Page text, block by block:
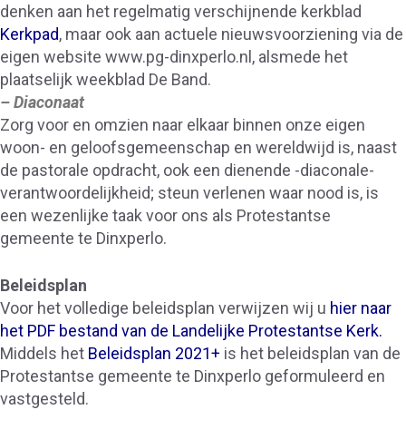
denken aan het regelmatig verschijnende kerkblad
Kerkpad, maar ook aan actuele nieuwsvoorziening via de
eigen website www.pg-dinxperlo.nl, alsmede het
plaatselijk weekblad De Band.
– Diaconaat
Zorg voor en omzien naar elkaar binnen onze eigen
woon- en geloofsgemeenschap en wereldwijd is, naast
de pastorale opdracht, ook een dienende -diaconale-
verantwoordelijkheid; steun verlenen waar nood is, is
een wezenlijke taak voor ons als Protestantse
gemeente te Dinxperlo.
Beleidsplan
Voor het volledige beleidsplan verwijzen wij u hier naar
het PDF bestand van de Landelijke Protestantse Kerk.
Middels het Beleidsplan 2021+ is het beleidsplan van de
Protestantse gemeente te Dinxperlo geformuleerd en
vastgesteld.